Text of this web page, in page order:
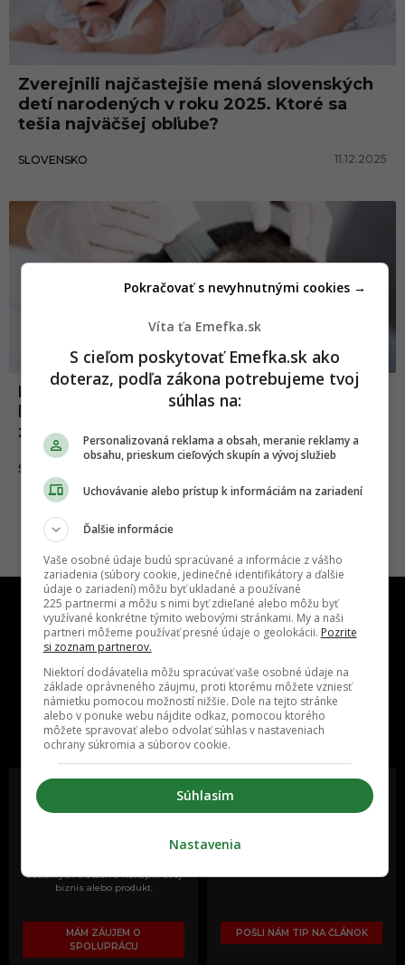
Zverejnili najčastejšie mená slovenských
detí narodených v roku 2025. Ktoré sa
tešia najväčšej obľube?
SLOVENSKO 11.12.2025
Na Slovensku sa šíria vši: Najviac prípadov
hlásia tieto oblasti, poradíme ti, ako sa ich
zbaviť
SLOVENSKO
One time najzábavnejšie miesto na
slovenskom internete, next time
najzabávnejšie miesto na svete
sociálnych sieťach a nakopni svoj
biznis alebo produkt.
MÁM ZÁUJEM O
SPOLUPRÁCU
Vieš o niečom zaujímavom alebo
poznáš niekoho, o kom by sme
POŠLI NÁM TIP NA ČLÁNOK
Víta ťa Emefka.sk
S cieľom poskytovať Emefka.sk ako
doteraz, podľa zákona potrebujeme tvoj
súhlas na:
Personalizovaná reklama a obsah, meranie reklamy a
obsahu, prieskum cieľových skupín a vývoj služieb
Uchovávanie alebo prístup k informáciám na zariadení
Ďalšie informácie
Vaše osobné údaje budú spracúvané a informácie z vášho
zariadenia (súbory cookie, jedinečné identifikátory a ďalšie
údaje o zariadení) môžu byť ukladané a používané
225 partnermi a môžu s nimi byť zdieľané alebo môžu byť
využívané konkrétne týmito webovými stránkami. My a naši
partneri môžeme používať presné údaje o geolokácii. Pozrite
si zoznam partnerov.
Niektorí dodávatelia môžu spracúvať vaše osobné údaje na
základe oprávneného záujmu, proti ktorému môžete vzniesť
námietku pomocou možností nižšie. Dole na tejto stránke
alebo v ponuke webu nájdite odkaz, pomocou ktorého
môžete spravovať alebo odvolať súhlas v nastaveniach
ochrany súkromia a súborov cookie.
Súhlasím
Pokračovať s nevyhnutnými cookies →
Nastavenia